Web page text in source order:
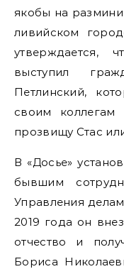
якобы на
ливийском
утверждается,
выступил
Петлинский,
своим коллегам
прозвищу Стас
В «Досье»
бывшим
Управления
2019 года он
отчество и
Бориса